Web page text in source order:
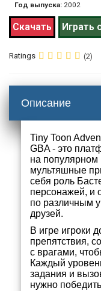
Год выпуска: 2002
Скачать Играть
Ratings (2)
Описание
Tiny Toon
GBA - это
на популярном
мультяшные
себя роль
персонажей, и
по различным
друзей.
В игре игроки
препятствия,
с врагами,
Каждый
задания и
нужно